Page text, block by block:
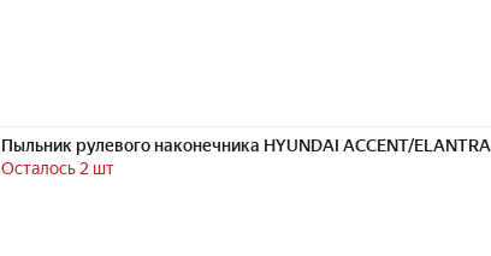
Пыльник рулевого наконечника HYUNDAI ACCENT/ELANTRA
Осталось 2 шт